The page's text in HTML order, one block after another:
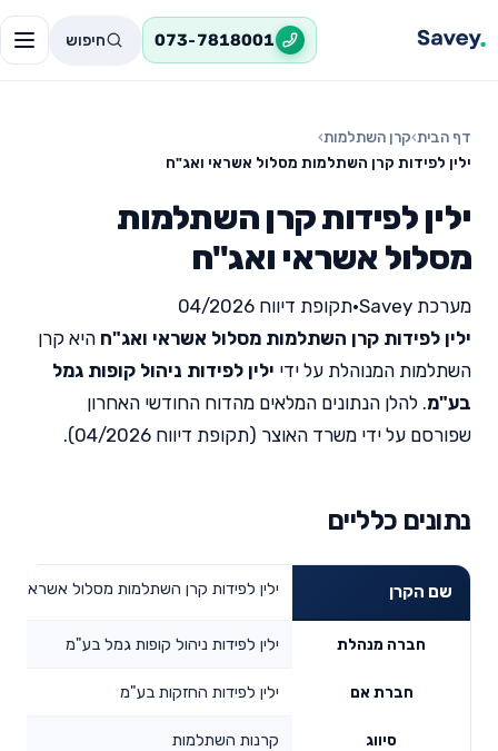
073-7818001 חיפוש
דף הבית›קרן השתלמות›
ילין לפידות קרן השתלמות מסלול אשראי ואג"ח
ילין לפידות קרן השתלמות
מסלול אשראי ואג"ח
מערכת Savey •תקופת דיווח 04/2026
ילין לפידות קרן השתלמות מסלול אשראי ואג"ח היא קרן
השתלמות המנוהלת על ידי ילין לפידות ניהול קופות גמל
בע"מ. להלן הנתונים המלאים מהדוח החודשי האחרון
שפורסם על ידי משרד האוצר (תקופת דיווח 04/2026).
נתונים כלליים
שם הקרן ילין לפידות קרן השתלמות מסלול אשראי
חברה מנהלת ילין לפידות ניהול קופות גמל בע"מ
חברת אם ילין לפידות החזקות בע"מ
סיווג קרנות השתלמות